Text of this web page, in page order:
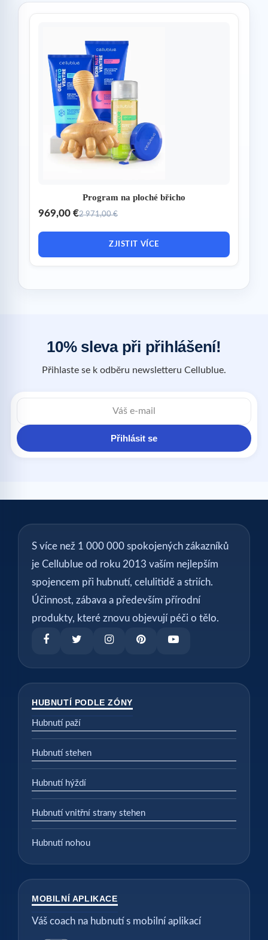
Program na ploché břicho
969,00 €2 971,00 €
ZJISTIT VÍCE
10% sleva při přihlášení!
Přihlaste se k odběru newsletteru Cellublue.
Přihlásit se
S více než 1 000 000 spokojených zákazníků
je Cellublue od roku 2013 vaším nejlepším
spojencem při hubnutí, celulitidě a striích.
Účinnost, zábava a především přírodní
produkty, které znovu objevují péči o tělo.
HUBNUTÍ PODLE ZÓNY
Hubnutí paží
Hubnutí stehen
Hubnutí hýždí
Hubnutí vnitřní strany stehen
Hubnutí nohou
MOBILNÍ APLIKACE
Váš coach na hubnutí s mobilní aplikací